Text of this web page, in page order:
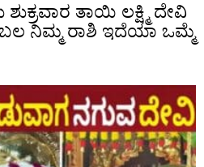
ತಾಯಿ ಲಕ್ಷ್ಮಿ ದೇವಿ
ನಿಮ್ಮ ರಾಶಿ ಇದೆಯಾ ಒಮ್ಮೆ